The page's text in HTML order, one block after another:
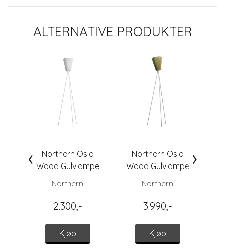
ALTERNATIVE PRODUKTER
Northern Oslo
Wood Gulvlampe
Skjerm, Hvit
Northern
2.300,-
Kjøp
Northern Oslo
Wood Gulvlampe
Ben, Matt Lys Grå
Northern
3.990,-
Kjøp
‹ ›